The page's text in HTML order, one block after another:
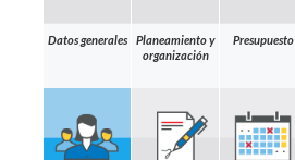
Datos generales
Planeamiento y
organización
Presupuesto